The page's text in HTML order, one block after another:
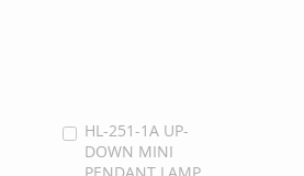
HL-251-1A UP-
DOWN MINI
PENDANT LAMP
Προσθήκη
στο